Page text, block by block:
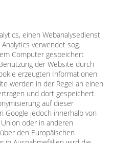
einen Webanalysedienst
verwendet sog.
Computer gespeichert
der Website durch
erzeugten Informationen
werden in der Regel an einen
und dort gespeichert.
auf dieser
Google jedoch innerhalb von
oder in anderen
den Europäischen